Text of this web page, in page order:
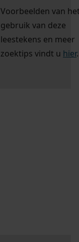
Voorbeelden van
gebruik van deze
leestekens en meer
zoektips vindt u hier.